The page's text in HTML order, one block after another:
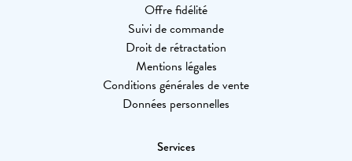
Offre fidélité
Suivi de commande
Droit de rétractation
Mentions légales
Conditions générales de vente
Données personnelles
Services